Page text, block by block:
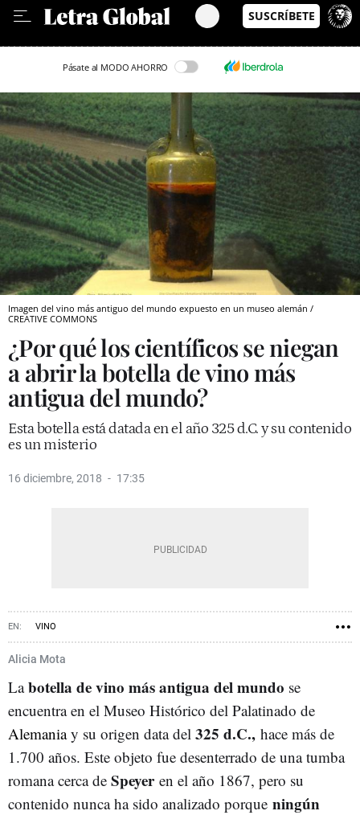
Pásate al MODO AHORRO
Imagen del vino más antiguo del mundo expuesto en un museo alemán /
CREATIVE COMMONS
¿Por qué los científicos se niegan
a abrir la botella de vino más
antigua del mundo?
Esta botella está datada en el año 325 d.C. y su contenido
es un misterio
16 diciembre, 2018 17:35
VINO
Alicia Mota
Labotella de vino más antigua del mundo se
encuentra en el Museo Histórico del Palatinado de
Alemaniay su origen data del 325 d.C., hace más de
1.700 años. Este objeto fue desenterrado de una tumba
romana cerca de Speyeren el año 1867, pero su
contenido nunca ha sido analizado porque ningún